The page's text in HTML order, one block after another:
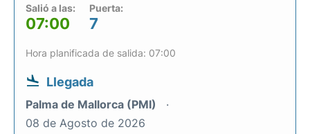
Salió a las:
07:00
Puerta:
7
Hora planificada de salida: 07:00
Llegada
Palma de Mallorca (PMI)
08 de Agosto de 2026